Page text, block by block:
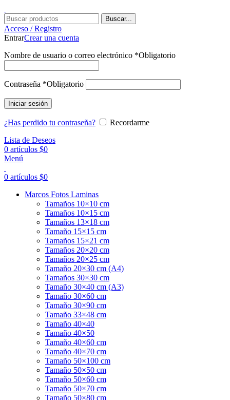
Buscar...
Acceso / Registro
EntrarCrear una cuenta
Nombre de usuario o correo electrónico *Obligatorio
Contraseña *Obligatorio
Iniciar sesión
¿Has perdido tu contraseña?
Recordarme
Lista de Deseos
0 artículos $0
Menú
0 artículos $0
Marcos Fotos Laminas
Tamaños 10×10 cm
Tamaños 10×15 cm
Tamaños 13×18 cm
Tamaño 15×15 cm
Tamaños 15×21 cm
Tamaños 20×20 cm
Tamaños 20×25 cm
Tamaño 20×30 cm (A4)
Tamaños 30×30 cm
Tamaño 30×40 cm (A3)
Tamaño 30×60 cm
Tamaño 30×90 cm
Tamaño 33×48 cm
Tamaño 40×40
Tamaño 40×50
Tamaño 40×60 cm
Tamaño 40×70 cm
Tamaño 50×100 cm
Tamaño 50×50 cm
Tamaño 50×60 cm
Tamaño 50×70 cm
Tamaño 50×80 cm